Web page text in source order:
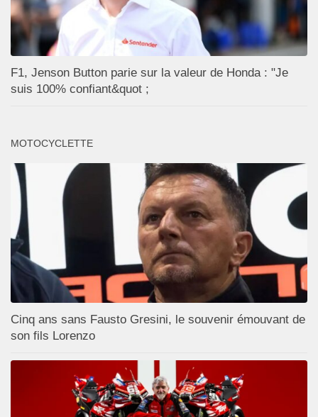
F1, Jenson Button parie sur la valeur de Honda : "Je
suis 100% confiant&quot ;
MOTOCYCLETTE
Cinq ans sans Fausto Gresini, le souvenir émouvant de
son fils Lorenzo